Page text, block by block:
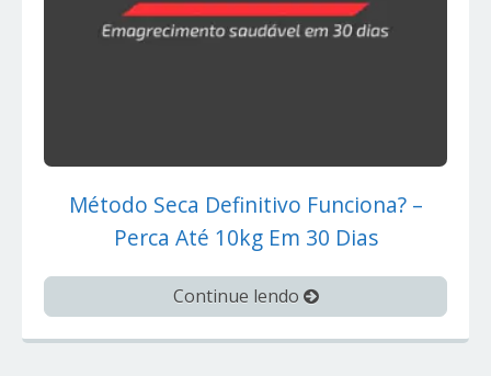
Método Seca Definitivo Funciona? –
Perca Até 10kg Em 30 Dias
Continue lendo